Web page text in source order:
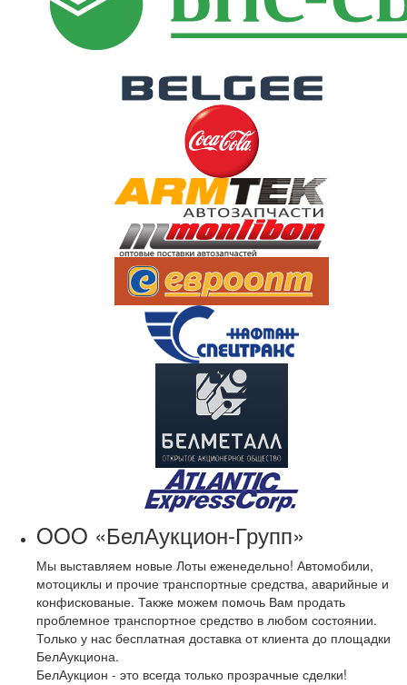
OOO «БелАукцион-Групп»
Мы выставляем новые Лоты еженедельно! Автомобили,
мотоциклы и прочие транспортные средства, аварийные и
конфискованые. Также можем помочь Вам продать
проблемное транспортное средство в любом состоянии.
Только у нас бесплатная доставка от клиента до площадки
БелАукциона.
БелАукцион - это всегда только прозрачные сделки!